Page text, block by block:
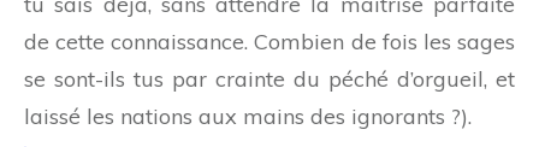
de cette connaissance. Combien de fois les sages
se sont-ils tus par crainte du péché d’orgueil, et
laissé les nations aux mains des ignorants ?).